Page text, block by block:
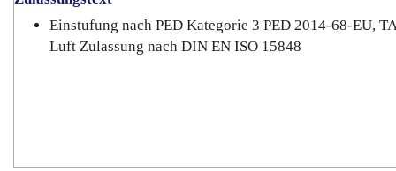
Einstufung nach PED Kategorie 3 PED 2014-68-EU,
Luft Zulassung nach DIN EN ISO 15848